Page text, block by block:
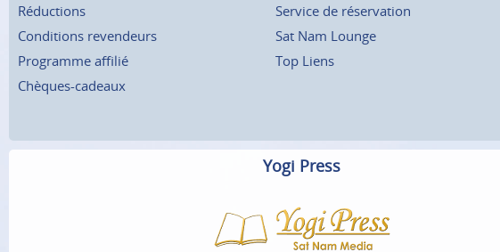
Réductions
Conditions revendeurs
Programme affilié
Chèques-cadeaux
Service de réservation
Sat Nam Lounge
Top Liens
Yogi Press